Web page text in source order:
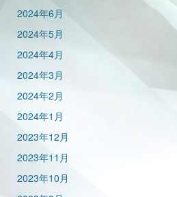
2024年6月
2024年5月
2024年4月
2024年3月
2024年2月
2024年1月
2023年12月
2023年11月
2023年10月